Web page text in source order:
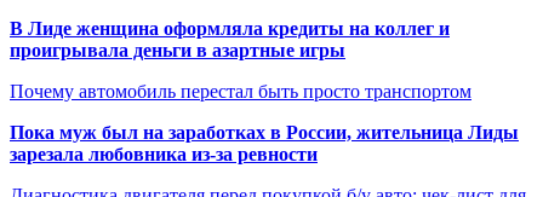
В Лиде женщина оформляла кредиты на коллег и
проигрывала деньги в азартные игры
Почему автомобиль перестал быть просто транспортом
Пока муж был на заработках в России, жительница Лиды
зарезала любовника из-за ревности